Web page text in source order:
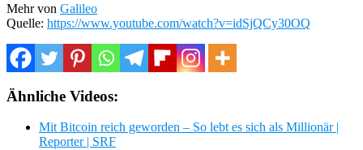
Mehr von Galileo
Quelle: https://www.youtube.com/watch?v=idSjQCy30OQ
Ähnliche Videos:
Mit Bitcoin reich geworden – So lebt es sich als Millionär |
Reporter | SRF